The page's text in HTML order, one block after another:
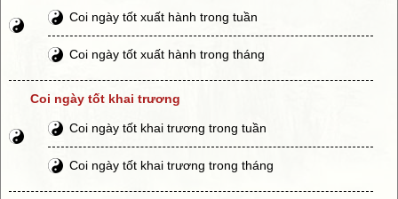
Coi ngày tốt xuất hành trong tuần
Coi ngày tốt xuất hành trong tháng
Coi ngày tốt khai trương
Coi ngày tốt khai trương trong tuần
Coi ngày tốt khai trương trong tháng